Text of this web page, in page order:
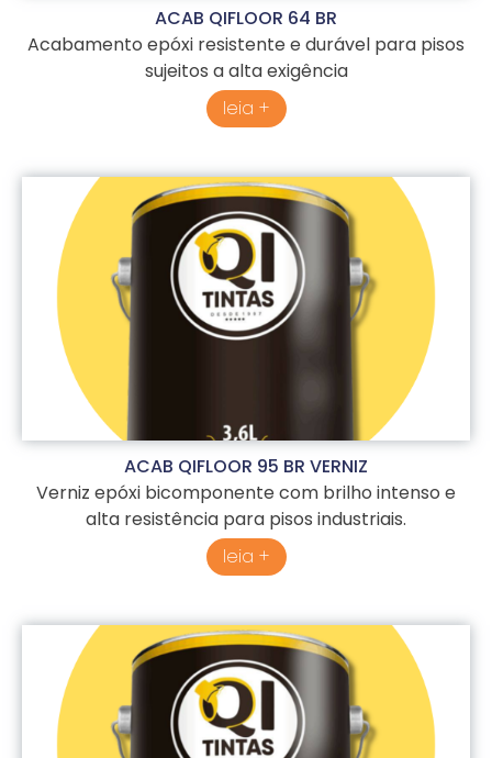
ACAB QIFLOOR 64 BR
Acabamento epóxi resistente e durável para pisos
sujeitos a alta exigência
leia +
ACAB QIFLOOR 95 BR VERNIZ
Verniz epóxi bicomponente com brilho intenso e
alta resistência para pisos industriais.
leia +